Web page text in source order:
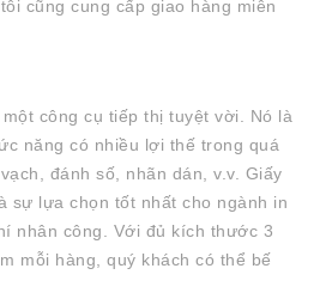
cũng cung cấp giao hàng miễn
công cụ tiếp thị tuyệt vời. Nó là
năng có nhiều lợi thế trong quá
đánh số, nhãn dán, v.v. Giấy
sự lựa chọn tốt nhất cho ngành in
nhân công. Với đủ kích thước 3
mỗi hàng, quý khách có thể bế